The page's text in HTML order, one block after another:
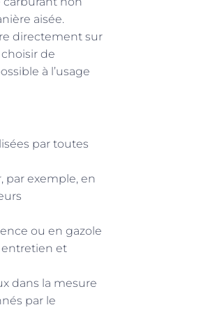
aisée.
directement sur
de
à l’usage
par toutes
par exemple, en
ou en gazole
entretien et
dans la mesure
par le